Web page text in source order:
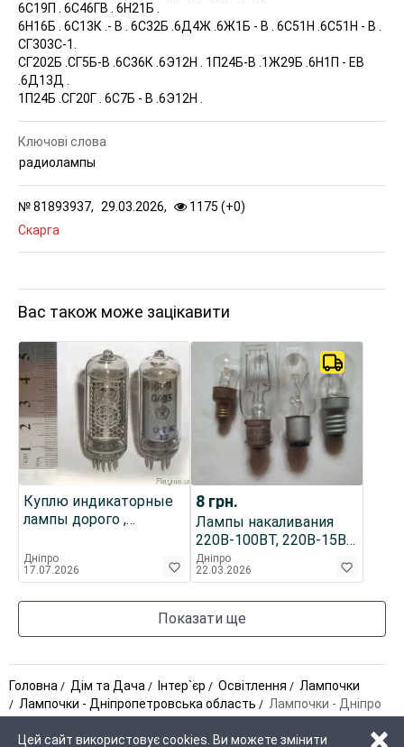
6С19П . 6С46ГВ . 6Н21Б .
6Н16Б . 6С13К .- В . 6С32Б .6Д4Ж .6Ж1Б - В . 6С51Н .6С51Н - В .
СГ303С-1.
СГ202Б .СГ5Б-В .6С36К .6Э12Н . 1П24Б-В .1Ж29Б .6Н1П - ЕВ
.6Д13Д .
1П24Б .СГ20Г . 6С7Б - В .6Э12Н .
№81893937, 29.03.2026, 1175 (+0)
Скарга
Ключові слова
радиолампы
Вас також може зацікавити
Куплю индикаторные
лампы дорого ,
Дніпро
17.07.2026
8 грн.
Лампы накаливания
220В-100ВТ, 220В-15ВТ,
220В-10ВТ,115В-6ВТ и
другие.
Дніпро
22.03.2026
Показати ще
Головна Дім та Дача Інтер`єр Освітлення
Лампочки
Лампочки - Дніпропетровська область
Лампочки - Дніпро
Цей сайт використовує cookies. Ви можете змінити